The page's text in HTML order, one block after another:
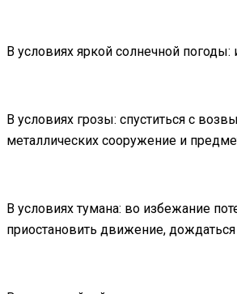
В условиях яркой солнечной
В условиях грозы: спуститься с
металлических сооружение и
В условиях тумана: во избежание
приостановить движение,